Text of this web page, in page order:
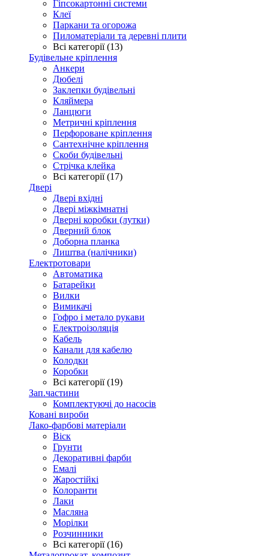
Гіпсокартонні системи
Клеї
Паркани та огорожа
Пиломатеріали та деревні плити
Всі категорії (13)
Будівельне кріплення
Анкери
Дюбелі
Заклепки будівельні
Кляймера
Ланцюги
Метричні кріплення
Перфороване кріплення
Сантехнічне кріплення
Скоби будівельні
Стрічка клейка
Всі категорії (17)
Двері
Двері вхідні
Двері міжкімнатні
Дверні коробки (лутки)
Дверний блок
Доборна планка
Лиштва (налічники)
Електротовари
Автоматика
Батарейки
Вилки
Вимикачі
Гофро і метало рукави
Електроізоляція
Кабель
Канали для кабелю
Колодки
Коробки
Всі категорії (19)
Зап.частини
Комплектуючі до насосів
Ковані вироби
Лако-фарбові матеріали
Віск
Грунти
Декоративні фарби
Емалі
Жаростійкі
Колоранти
Лаки
Масляна
Морілки
Розчинники
Всі категорії (16)